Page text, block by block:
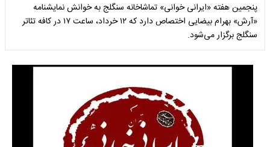
پنجمین هفته «ایرانی خوانی» تماشاخانه سنگلج به خوانش نمایشنامه
«آرش» بهرام بیضایی اختصاص دارد که ۱۲ خرداد، ساعت ۱۷ در کافه تئاتر
سنگلج برگزار می‌شود.